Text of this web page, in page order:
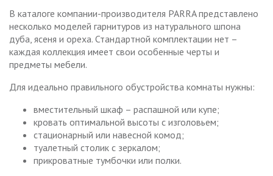
В каталоге компании-производителя PARRA представлено
несколько моделей гарнитуров из натурального шпона
дуба, ясеня и ореха. Стандартной комплектации нет –
каждая коллекция имеет свои особенные черты и
предметы мебели.
Для идеально правильного обустройства комнаты нужны:
вместительный шкаф – распашной или купе;
кровать оптимальной высоты с изголовьем;
стационарный или навесной комод;
туалетный столик с зеркалом;
прикроватные тумбочки или полки.